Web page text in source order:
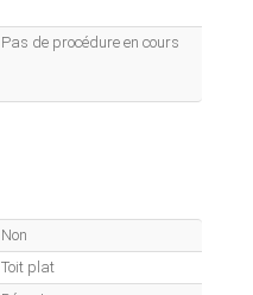
Pas de procédure en cours
Non
Toit plat